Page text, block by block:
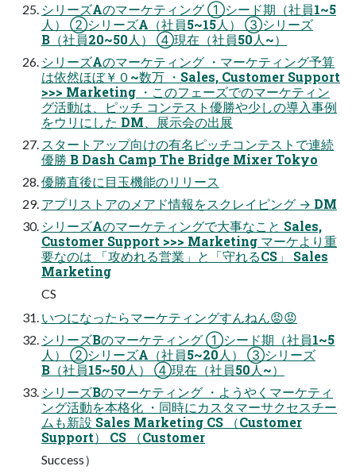
シリーズAのマーケティング ①シード期（社員1~5
人） ②シリーズA（社員5~15人） ③シリーズ
B（社員20~50人） ④現在（社員50人~）
シリーズAのマーケティング ・マーケティング予算
は依然ほぼ￥０~数万 ・Sales, Customer Support
>>> Marketing ・このフェーズでのマーケティン
グ活動は、ピッチ コンテスト優勝や少しの導入事例
をウリにした DM、展示会の出展
スタートアップ向けの有名ピッチコンテストで連続
優勝 B Dash Camp The Bridge Mixer Tokyo
優勝直後に目玉機能のリリース
アプリストアのメアド情報をスクレイピング → DM
シリーズAのマーケティングで大事なこと Sales,
Customer Support >>> Marketing マーケより重
要なのは 「攻めれる営業」と「守れるCS」 Sales
Marketing
CS
いつになったらマーケティングすんねん😡😡
シリーズBのマーケティング ①シード期（社員1~5
人） ②シリーズA（社員5~20人） ③シリーズ
B（社員15~50人） ④現在（社員50人~）
シリーズBのマーケティング ・ようやくマーケティ
ング活動を本格化 ・同時にカスタマーサクセスチー
ムも新設 Sales Marketing CS （Customer
Support） CS （Customer
Success）